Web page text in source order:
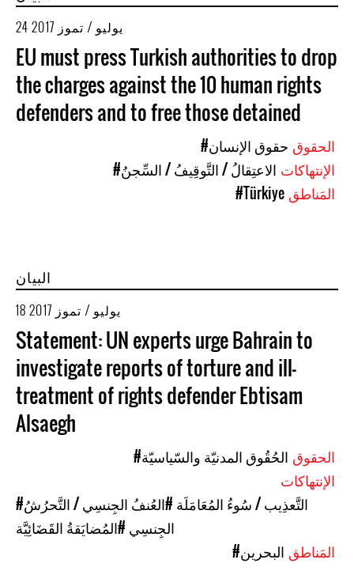
24 يوليو / تموز 2017
EU must press Turkish authorities to drop
the charges against the 10 human rights
defenders and to free those detained
#حقوق الإنسان
#الاعتِقالُ / التَّوقِيفُ / السِّجنُ
#Türkiye
البيان
18 يوليو / تموز 2017
Statement: UN experts urge Bahrain to
investigate reports of torture and ill-
treatment of rights defender Ebtisam
Alsaegh
#الحُقُوق المدنيّة والسّياسيّة
#التَّعذِيب / سُوءُ المُعَامَلَة #العُنفُ الجِنسِي / التَّحرُشُ
الجِنسِي #المُضايَقةُ القَضَائِيَّة
#البحرين